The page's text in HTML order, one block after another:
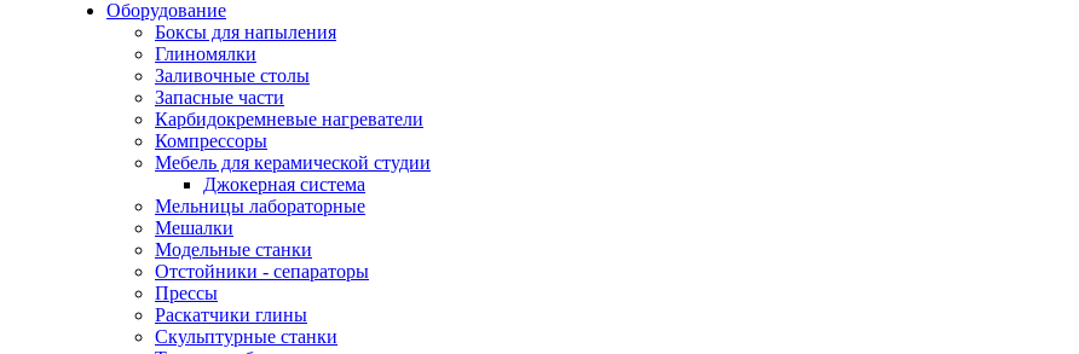
Оборудование
Боксы для напыления
Глиномялки
Заливочные столы
Запасные части
Карбидокремневые нагреватели
Компрессоры
Мебель для керамической студии
Джокерная система
Мельницы лабораторные
Мешалки
Модельные станки
Отстойники - сепараторы
Прессы
Раскатчики глины
Скульптурные станки